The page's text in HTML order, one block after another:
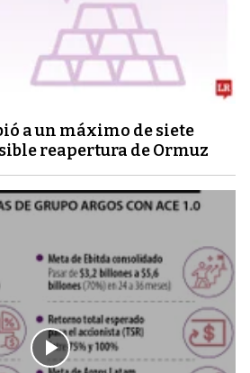
a un máximo de siete
reapertura de Ormuz